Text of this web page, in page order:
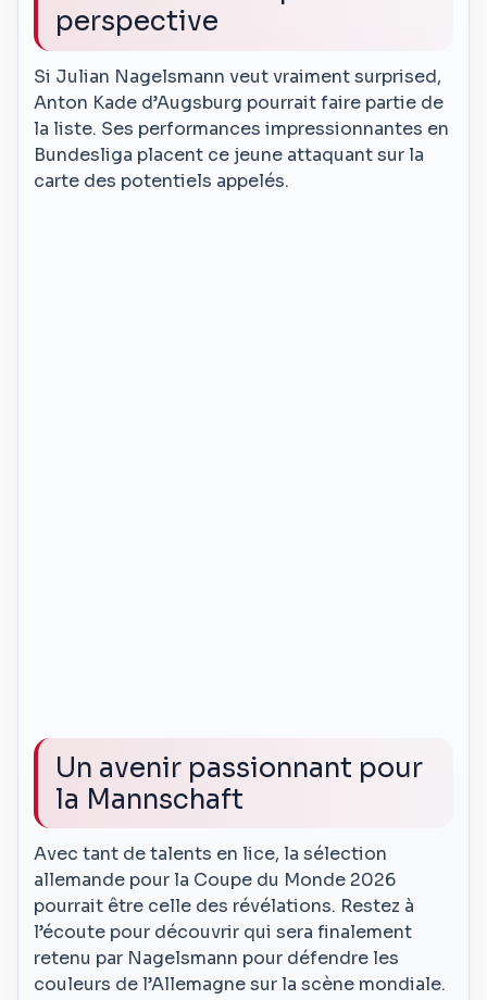
perspective
Si Julian Nagelsmann veut vraiment surprised,
Anton Kade d’Augsburg pourrait faire partie de
la liste. Ses performances impressionnantes en
Bundesliga placent ce jeune attaquant sur la
carte des potentiels appelés.
Un avenir passionnant pour
la Mannschaft
Avec tant de talents en lice, la sélection
allemande pour la Coupe du Monde 2026
pourrait être celle des révélations. Restez à
l’écoute pour découvrir qui sera finalement
retenu par Nagelsmann pour défendre les
couleurs de l’Allemagne sur la scène mondiale.